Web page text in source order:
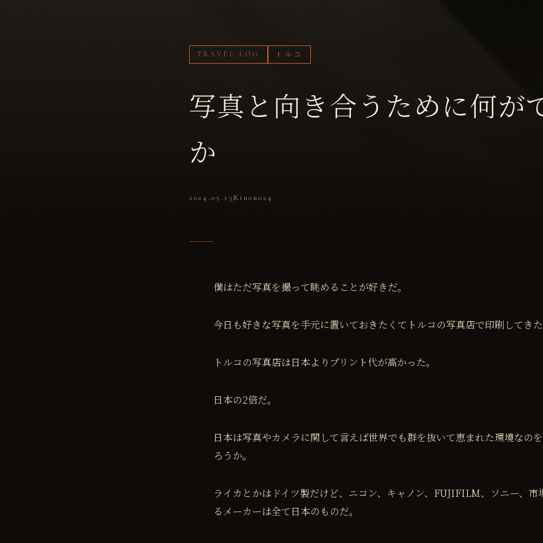
TRAVEL LOG トルコ
写真と向き合うために何が
か
2024.05.13 Kinono24
僕はただ写真を撮って眺めることが好きだ。
今日も好きな写真を手元に置いておきたくてトルコの写真店で印刷してき
トルコの写真店は日本よりプリント代が高かった。
日本の2倍だ。
日本は写真やカメラに関して言えば世界でも群を抜いて恵まれた環境なの
ろうか。
ライカとかはドイツ製だけど、ニコン、キャノン、FUJIFILM、ソニー、市
るメーカーは全て日本のものだ。